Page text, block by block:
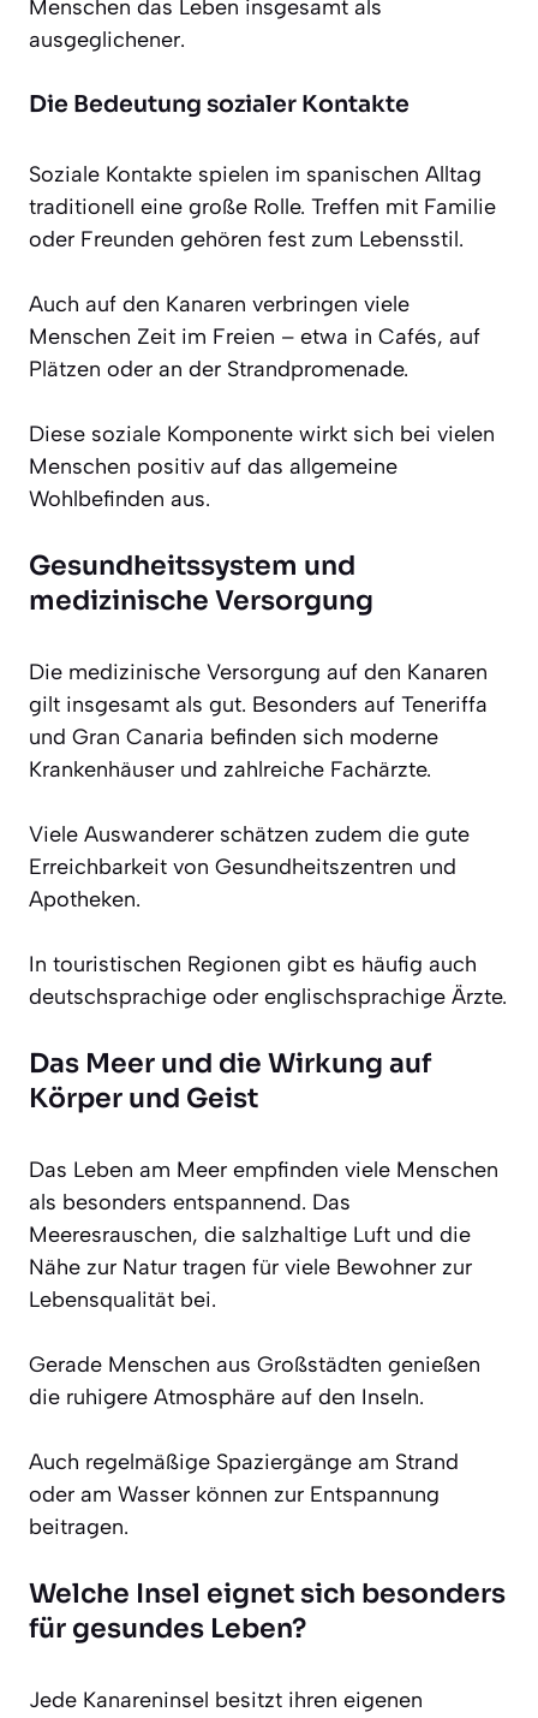
Menschen das Leben insgesamt als
ausgeglichener.
Die Bedeutung sozialer Kontakte
Soziale Kontakte spielen im spanischen Alltag
traditionell eine große Rolle. Treffen mit Familie
oder Freunden gehören fest zum Lebensstil.
Auch auf den Kanaren verbringen viele
Menschen Zeit im Freien – etwa in Cafés, auf
Plätzen oder an der Strandpromenade.
Diese soziale Komponente wirkt sich bei vielen
Menschen positiv auf das allgemeine
Wohlbefinden aus.
Gesundheitssystem und
medizinische Versorgung
Die medizinische Versorgung auf den Kanaren
gilt insgesamt als gut. Besonders auf Teneriffa
und Gran Canaria befinden sich moderne
Krankenhäuser und zahlreiche Fachärzte.
Viele Auswanderer schätzen zudem die gute
Erreichbarkeit von Gesundheitszentren und
Apotheken.
In touristischen Regionen gibt es häufig auch
deutschsprachige oder englischsprachige Ärzte.
Das Meer und die Wirkung auf
Körper und Geist
Das Leben am Meer empfinden viele Menschen
als besonders entspannend. Das
Meeresrauschen, die salzhaltige Luft und die
Nähe zur Natur tragen für viele Bewohner zur
Lebensqualität bei.
Gerade Menschen aus Großstädten genießen
die ruhigere Atmosphäre auf den Inseln.
Auch regelmäßige Spaziergänge am Strand
oder am Wasser können zur Entspannung
beitragen.
Welche Insel eignet sich besonders
für gesundes Leben?
Jede Kanareninsel besitzt ihren eigenen